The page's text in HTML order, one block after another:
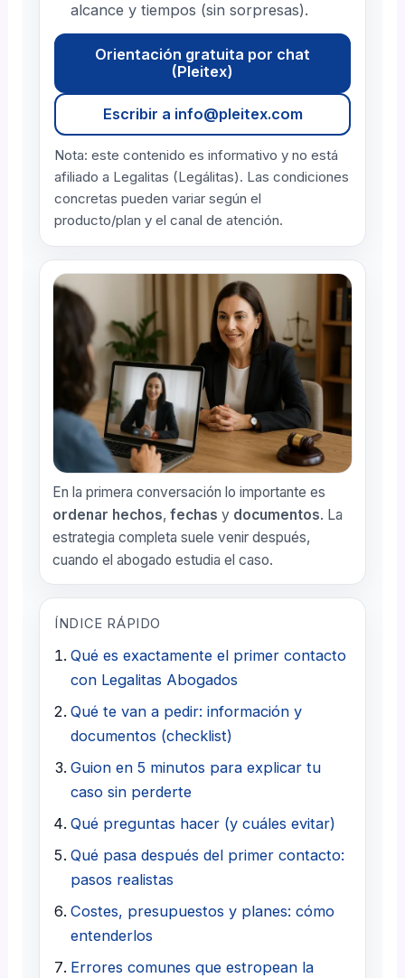
alcance y tiempos (sin sorpresas).
Orientación gratuita por chat
(Pleitex)
Escribir a info@pleitex.com
Nota: este contenido es informativo y no está
afiliado a Legalitas (Legálitas). Las condiciones
concretas pueden variar según el
producto/plan y el canal de atención.
En la primera conversación lo importante es
ordenar hechos,fechas y documentos. La
estrategia completa suele venir después,
cuando el abogado estudia el caso.
ÍNDICE RÁPIDO
Qué es exactamente el primer contacto
con Legalitas Abogados
Qué te van a pedir: información y
documentos (checklist)
Guion en 5 minutos para explicar tu
caso sin perderte
Qué preguntas hacer (y cuáles evitar)
Qué pasa después del primer contacto:
pasos realistas
Costes, presupuestos y planes: cómo
entenderlos
Errores comunes que estropean la